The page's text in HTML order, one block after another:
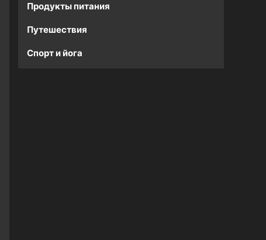
Продукты питания
Путешествия
Спорт и йога